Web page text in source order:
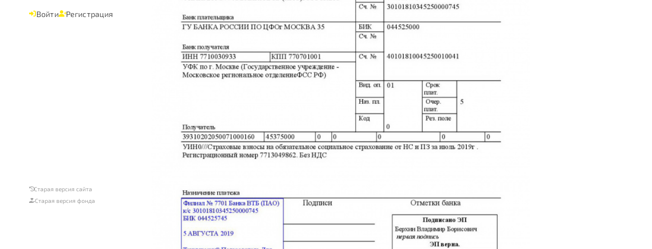
Войти Регистрация
Старая версия сайта
Старая версия фонда